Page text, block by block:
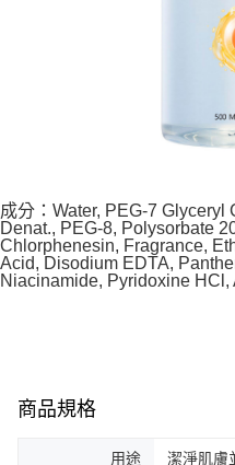
成分：Water, PEG-7 Glyceryl
Denat., PEG-8, Polysorbate
Chlorphenesin, Fragrance,
Acid, Disodium EDTA,
Niacinamide, Pyridoxine HCl,
商品規格
用途
潔淨肌膚